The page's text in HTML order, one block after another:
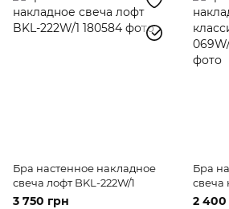
Бра настенное накладное
свеча лофт BKL-222W/1
3 750 грн
Бра
свеча
069W/
2 400